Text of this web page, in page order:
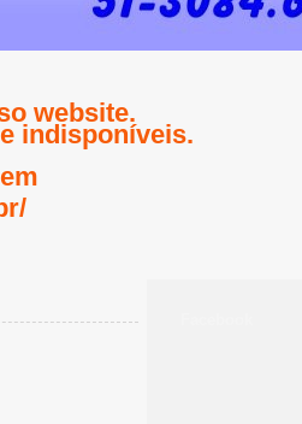
website.
indisponíveis.